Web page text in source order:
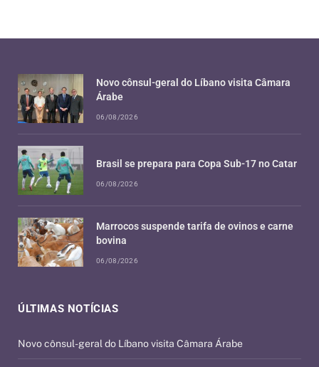
ÚLTIMAS NOTÍCIAS
Novo cônsul-geral do Líbano visita Câmara Árabe
Novo cônsul-geral do Líbano visita Câmara
Árabe
06/08/2026
Brasil se prepara para Copa Sub-17 no Catar
06/08/2026
Marrocos suspende tarifa de ovinos e carne
bovina
06/08/2026